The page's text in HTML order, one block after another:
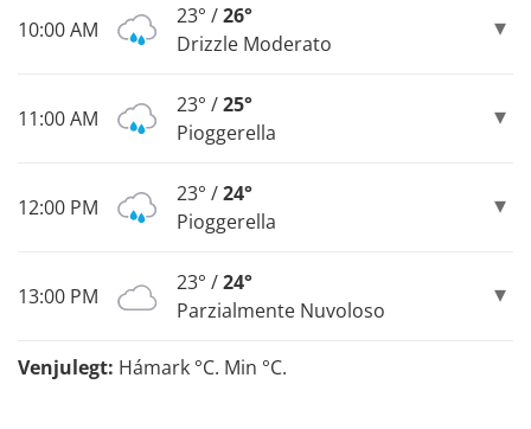
10:00 AM
23° /26°
Drizzle Moderato
11:00 AM
23° /25°
Pioggerella
12:00 PM
23° /24°
Pioggerella
13:00 PM
23° /24°
Parzialmente Nuvoloso
Venjulegt: Hámark °C. Min °C.